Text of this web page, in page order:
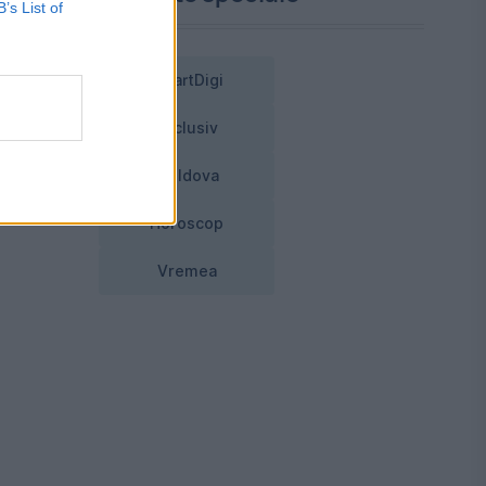
List of
SmartDigi
Exclusiv
Moldova
Horoscop
Vremea